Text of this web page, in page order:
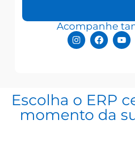
Acompanhe
Escolha o ERP
momento da